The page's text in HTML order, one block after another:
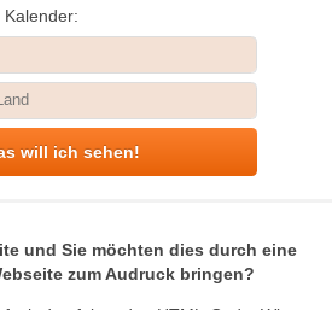
will ich sehen!
und Sie möchten dies durch eine
zum Audruck bringen?